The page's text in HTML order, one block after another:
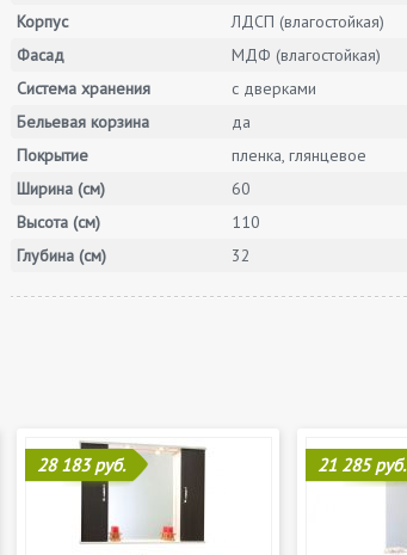
Корпус
ЛДСП (влагостойкая)
Фасад
МДФ (влагостойкая)
Система хранения
с дверками
Бельевая корзина
да
Покрытие
пленка, глянцевое
Ширина (см)
60
Высота (см)
110
Глубина (см)
32
28 183 руб. 21 285 руб.